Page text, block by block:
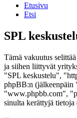
Etusivu
Etsi
SPL
Tämä vakuutus
ja siihen liittyvät
"SPL keskustelu",
phpBB:n
"www.phpbb.com",
sinulta kerättyjä